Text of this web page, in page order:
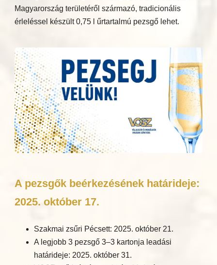
Magyarország területéről származó, tradicionális
érleléssel készült 0,75 l űrtartalmú pezsgő lehet.
A pezsgők beérkezésének határideje:
2025. október 17.
Szakmai zsűri Pécsett: 2025. október 21.
A legjobb 3 pezsgő 3–3 kartonja leadási
határideje: 2025. október 31.